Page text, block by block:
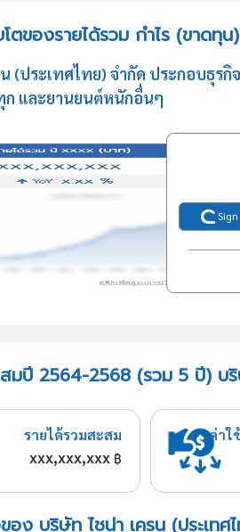
โตของรายได้รวม กำไร (ขาด
(ประเทศไทย) จำกัด ประกอบธุร
และยานยนต์หนักอื่นๆ
Sign
มปี 2564-2568 (รวม 5 ปี) บริ
รายได้รวมสะสม
xxx,xxx,xxx ฿
ค่าใ
อง บริษัท ไชน่า เครน (ประเทศ